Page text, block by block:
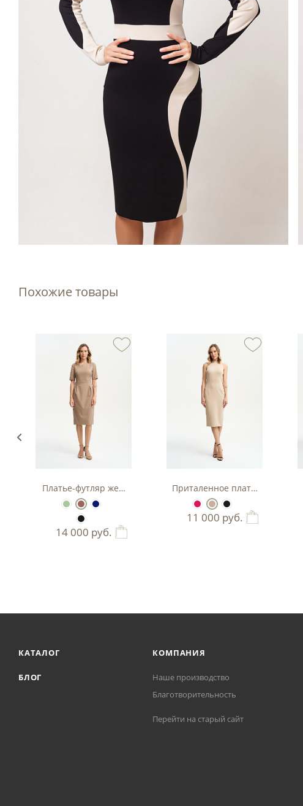
Похожие товары
Платье-футляр женское
14 000 руб.
Приталенное платье-футляр
11 000 руб.
КАТАЛОГ
БЛОГ
КОМПАНИЯ
Наше производство
Благотворительность
Перейти на старый сайт